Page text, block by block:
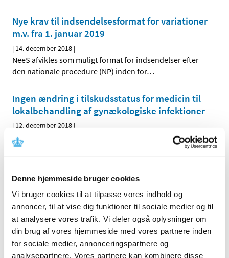
Denne hjemmeside bruger cookies
Vi bruger cookies til at tilpasse vores indhold og
annoncer, til at vise dig funktioner til sociale medier og til
at analysere vores trafik. Vi deler også oplysninger om
din brug af vores hjemmeside med vores partnere inden
for sociale medier, annonceringspartnere og
analysepartnere. Vores partnere kan kombinere disse
Nye krav til indsendelsesformat for variationer
m.v. fra 1. januar 2019
| 14. december 2018 |
NeeS afvikles som muligt format for indsendelser efter
den nationale procedure (NP) inden for…
Ingen ændring i tilskudsstatus for medicin til
lokalbehandling af gynækologiske infektioner
| 12. december 2018 |
Lægemiddelstyrelsen har truffet afgørelse om
tilskudsstatus for medicin til lokalbehandling af
Verkazia får generelt klausuleret tilskud fra 17.
10. december 2018
Lægemiddelstyrelsen har besluttet, at Verkazia skal have
generelt klausuleret tilskud til børn og unge med svær
…
Fixopost mod grøn stær (forhøjet tryk i øjet) får